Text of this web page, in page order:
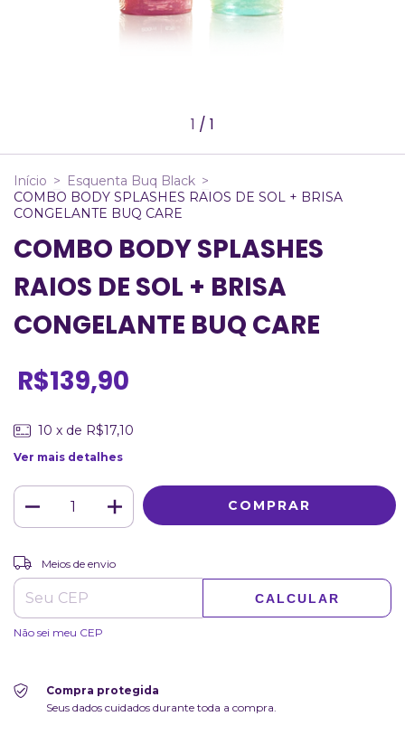
1 / 1
Início > Esquenta Buq Black >
COMBO BODY SPLASHES RAIOS DE SOL + BRISA
CONGELANTE BUQ CARE
COMBO BODY SPLASHES
RAIOS DE SOL + BRISA
CONGELANTE BUQ CARE
R$139,90
10 x de R$17,10
Ver mais detalhes
Entregas para o CEP:
Meios de envio
CALCULAR
Não sei meu CEP
Compra protegida
Seus dados cuidados durante toda a compra.